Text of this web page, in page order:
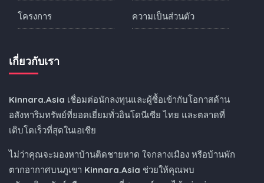
โครงการ ความเป็นส่วนตัว
เกี่ยวกับเรา
Kinnara.Asia เชื่อมต่อนักลงทุนและผู้ซื้อเข้ากับโอกาสด้าน
อสังหาริมทรัพย์ที่ยอดเยี่ยมทั่วอินโดนีเซีย ไทย และตลาดที่
เติบโตเร็วที่สุดในเอเชีย
ไม่ว่าคุณจะมองหาบ้านติดชายหาด ใจกลางเมือง หรือบ้านพัก
ตากอากาศบนภูเขา Kinnara.Asia ช่วยให้คุณพบ